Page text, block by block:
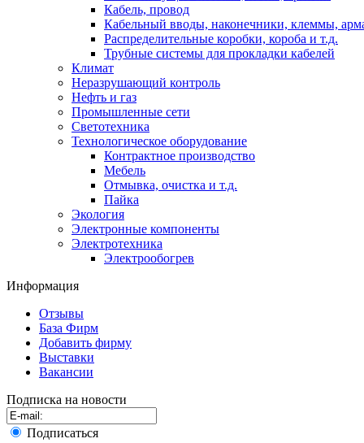
Кабель, провод
Кабельный вводы, наконечники, клеммы,
Распределительные коробки, короба и т.д.
Трубные системы для прокладки кабелей
Климат
Неразрушающий контроль
Нефть и газ
Промышленные сети
Светотехника
Технологическое оборудование
Контрактное производство
Мебель
Отмывка, очистка и т.д.
Пайка
Экология
Электронные компоненты
Электротехника
Электрообогрев
Информация
Отзывы
База Фирм
Добавить фирму
Выставки
Вакансии
Подписка на новости
Подписаться